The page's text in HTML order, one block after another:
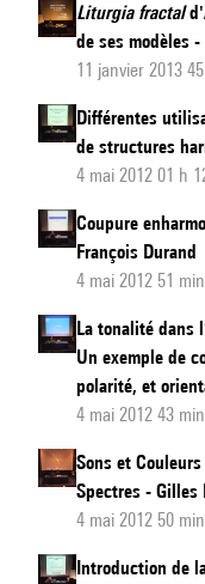
la
raison
géométrique
au
pouvoir
créateur
et
évocateur
la
musique
Liturgia fractal
de ses modèles
11 janvier 2013
Différentes
de structures
4 mai 2012 01 h
Coupure
François Durand
4 mai 2012 51 min
La tonalité dans
Un exemple de
polarité, et
4 mai 2012 43 min
Sons et
Spectres - Gilles
4 mai 2012 50 min
Introduction de